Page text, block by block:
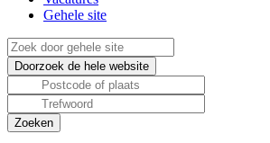
Gehele site